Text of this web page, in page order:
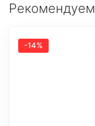
Рекомендуем
-14%